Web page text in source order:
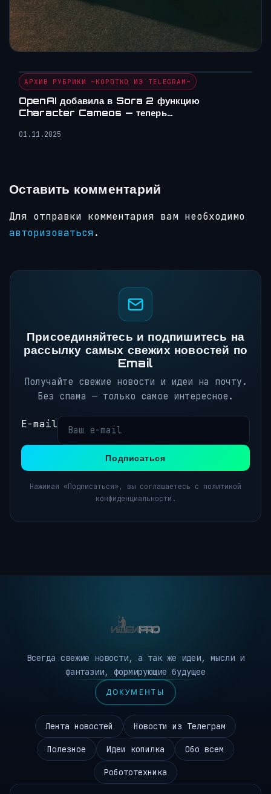
АРХИВ РУБРИКИ ~КОРОТКО ИЗ TELEGRAM~
OpenAI добавила в Sora 2 функцию
Character Cameos — теперь…
01.11.2025
Оставить комментарий
Для отправки комментария вам необходимо
авторизоваться.
Присоединяйтесь и подпишитесь на
рассылку самых свежих новостей по
Email
Получайте свежие новости и идеи на почту.
Без спама — только самое интересное.
E-mail
Подписаться
Нажимая «Подписаться», вы соглашаетесь с политикой
конфиденциальности.
Всегда свежие новости, а так же идеи, мысли и
фантазии, формирующие будущее
ДОКУМЕНТЫ
Лента новостей Новости из Телеграм
Полезное Идеи копилка Обо всем
Робототехника